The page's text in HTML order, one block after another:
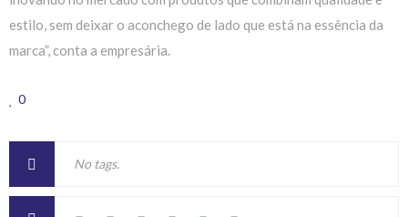
estilo, sem deixar o aconchego de lado que está na essência da
marca”, conta a empresária.
0
No tags.